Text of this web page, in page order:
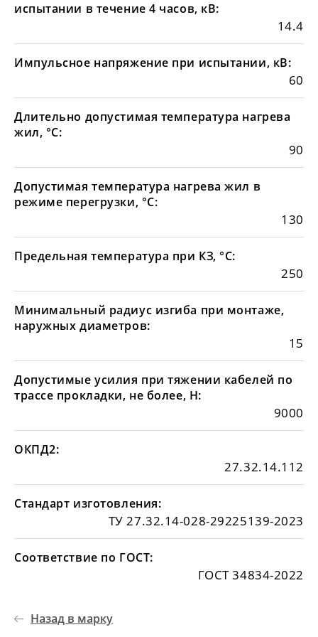
испытании в течение 4 часов, кВ:
14.4
Импульсное напряжение при испытании, кВ:
60
Длительно допустимая температура нагрева
жил, °С:
90
Допустимая температура нагрева жил в
режиме перегрузки, °С:
130
Предельная температура при КЗ, °С:
250
Минимальный радиус изгиба при монтаже,
наружных диаметров:
15
Допустимые усилия при тяжении кабелей по
трассе прокладки, не более, Н:
9000
ОКПД2:
27.32.14.112
Стандарт изготовления:
ТУ 27.32.14-028-29225139-2023
Соответствие по ГОСТ:
ГОСТ 34834-2022
Назад в марку